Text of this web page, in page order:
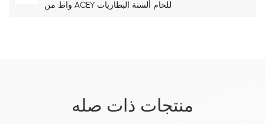
واط من ACEY للحام ألسنة البطاريات
منتجات ذات صله